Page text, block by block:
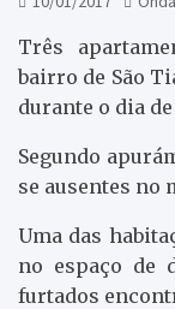
Três
bairro de São
durante o dia
Segundo
se ausentes no
Uma das
no espaço de
furtados